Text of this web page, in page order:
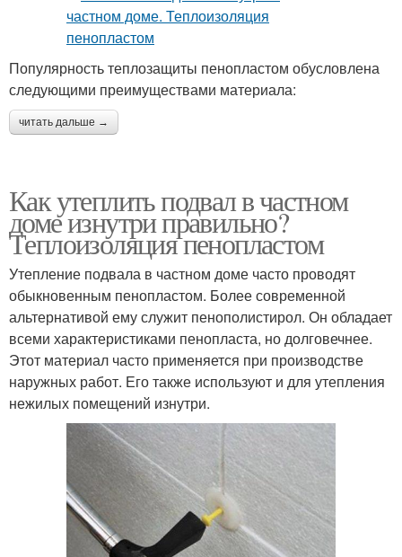
Популярность теплозащиты пенопластом обусловлена
следующими преимуществами материала:
читать дальше →
Как утеплить подвал в частном
доме изнутри правильно?
Теплоизоляция пенопластом
Утепление подвала в частном доме часто проводят
обыкновенным пенопластом. Более современной
альтернативой ему служит пенополистирол. Он обладает
всеми характеристиками пенопласта, но долговечнее.
Этот материал часто применяется при производстве
наружных работ. Его также используют и для утепления
нежилых помещений изнутри.